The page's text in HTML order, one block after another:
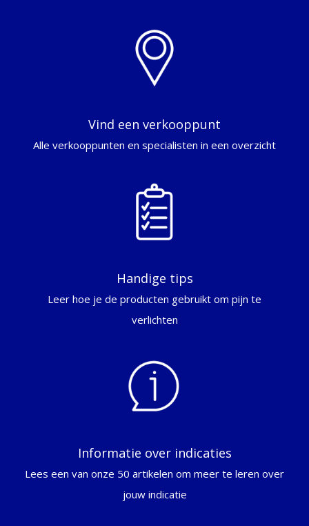
Vind een verkooppunt
Alle verkooppunten en specialisten in een overzicht
Handige tips
Leer hoe je de producten gebruikt om pijn te
verlichten
Informatie over indicaties
Lees een van onze 50 artikelen om meer te leren over
jouw indicatie